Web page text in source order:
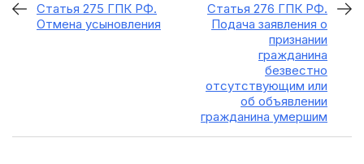
Статья 275 ГПК РФ.
Отмена усыновления
Статья 276 ГПК РФ.
Подача заявления о
признании
гражданина
безвестно
отсутствующим или
об объявлении
гражданина умершим